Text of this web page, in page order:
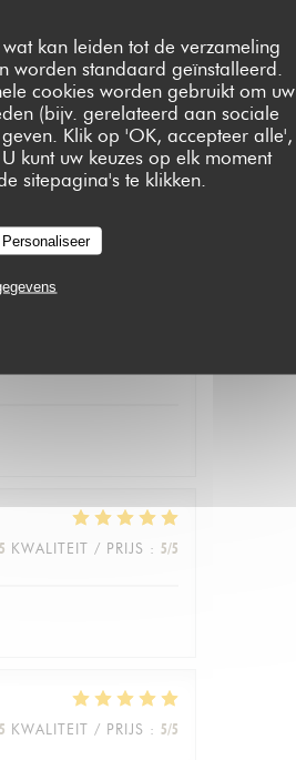
kan leiden tot de verzameling
worden standaard geïnstalleerd.
cookies worden gebruikt om uw
(bijv. gerelateerd aan sociale
Klik op 'OK, accepteer alle',
kunt uw keuzes op elk moment
sitepagina's te klikken.
Personaliseer
KWALITEIT / PRIJS /5
KWALITEIT / PRIJS : 5/5
KWALITEIT / PRIJS : 5/5
KWALITEIT / PRIJS : 5/5